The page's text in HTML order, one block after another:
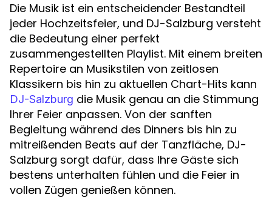
Die Musik ist ein entscheidender Bestandteil
jeder Hochzeitsfeier, und DJ-Salzburg versteht
die Bedeutung einer perfekt
zusammengestellten Playlist. Mit einem breiten
Repertoire an Musikstilen von zeitlosen
Klassikern bis hin zu aktuellen Chart-Hits kann
DJ-Salzburg die Musik genau an die Stimmung
Ihrer Feier anpassen. Von der sanften
Begleitung während des Dinners bis hin zu
mitreißenden Beats auf der Tanzfläche, DJ-
Salzburg sorgt dafür, dass Ihre Gäste sich
bestens unterhalten fühlen und die Feier in
vollen Zügen genießen können.